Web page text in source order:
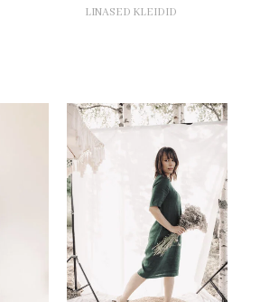
LINASED KLEIDID